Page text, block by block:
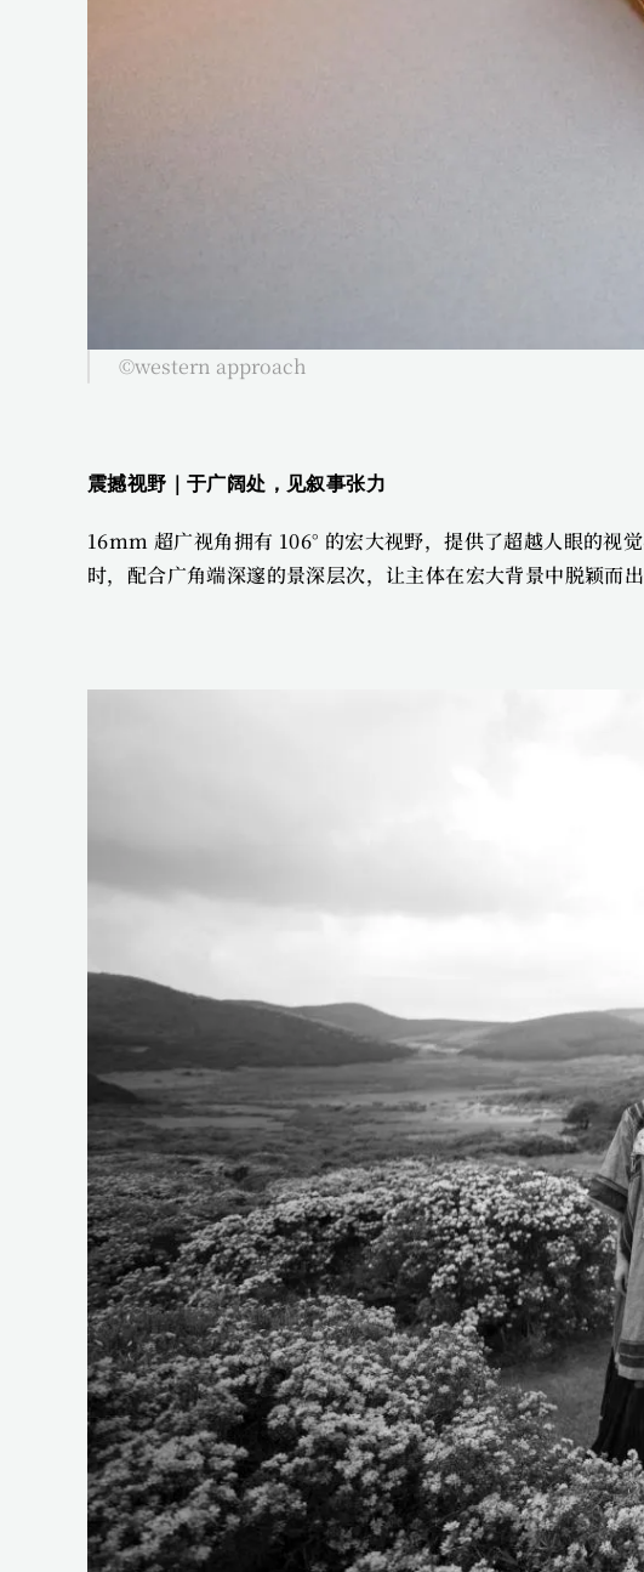
©western approach
震撼视野｜于广阔处，见叙事张力
16mm 超广视角拥有 106° 的宏大视野，提供了超越人眼的
时，配合广角端深邃的景深层次，让主体在宏大背景中脱颖而